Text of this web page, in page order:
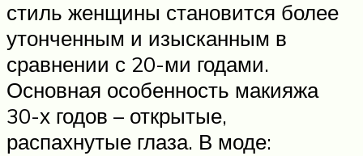
стиль женщины становится более
утонченным и изысканным в
сравнении с 20-ми годами.
Основная особенность макияжа
30-х годов – открытые,
распахнутые глаза. В моде: